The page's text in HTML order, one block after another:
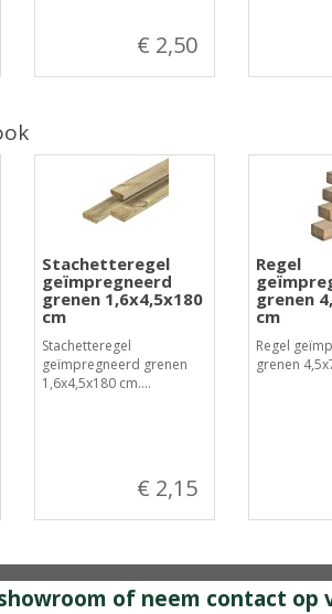
€ 2,50
Stachetteregel
geïmpregneerd
grenen 1,6x4,5x180
cm
Stachetteregel
geïmpregneerd grenen
1,6x4,5x180 cm....
€ 2,15
Regel
grenen
cm
Regel
grenen
of neem contact op